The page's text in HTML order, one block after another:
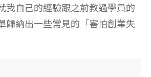
我自己的經驗跟之前教過學員的
歸納出一些常見的「害怕創業失